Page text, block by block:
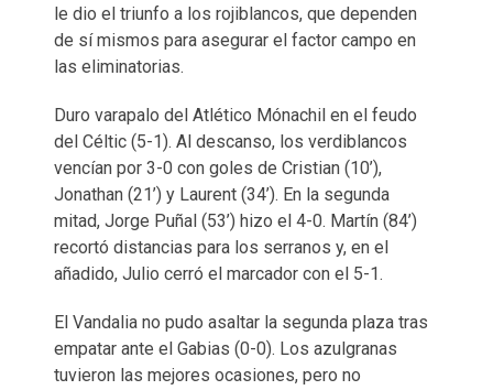
le dio el triunfo a los rojiblancos, que dependen
de sí mismos para asegurar el factor campo en
las eliminatorias.
Duro varapalo del Atlético Mónachil en el feudo
del Céltic (5-1). Al descanso, los verdiblancos
vencían por 3-0 con goles de Cristian (10’),
Jonathan (21’) y Laurent (34’). En la segunda
mitad, Jorge Puñal (53’) hizo el 4-0. Martín (84’)
recortó distancias para los serranos y, en el
añadido, Julio cerró el marcador con el 5-1.
El Vandalia no pudo asaltar la segunda plaza tras
empatar ante el Gabias (0-0). Los azulgranas
tuvieron las mejores ocasiones, pero no